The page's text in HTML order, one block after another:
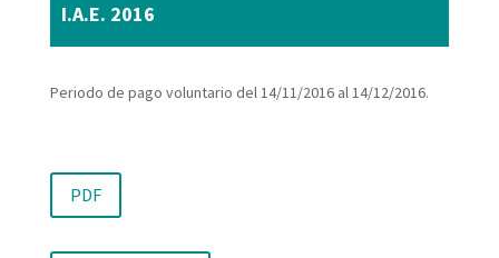
I.A.E. 2016
Periodo de pago voluntario del 14/11/2016 al 14/12/2016.
PDF